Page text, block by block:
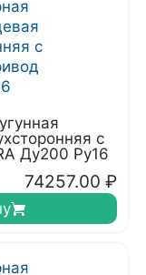
с
Ду200 Ру16
74257.00 ₽